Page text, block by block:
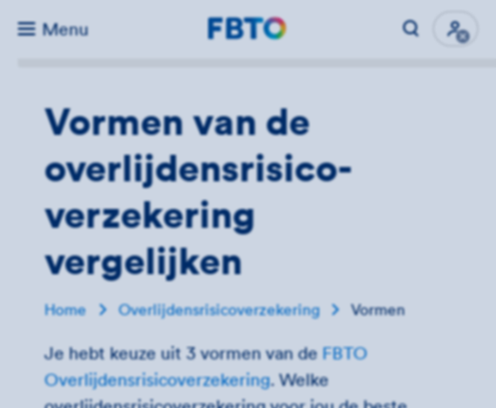
Menu
Direct naar...
Vormen van de
overlijdensrisico­
verzekering
vergelijken
Home Overlijdensrisicoverzekering Vormen
Je hebt keuze uit 3 vormen van deFBTO
Overlijdensrisicoverzekering. Welke